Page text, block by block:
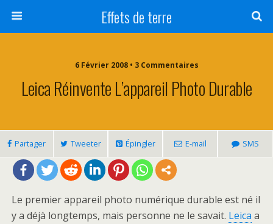
Effets de terre
6 Février 2008 • 3 Commentaires
Leica Réinvente L’appareil Photo Durable
Partager Tweeter Épingler E-mail SMS
Le premier appareil photo numérique durable est né il
y a déjà longtemps, mais personne ne le savait. Leica a